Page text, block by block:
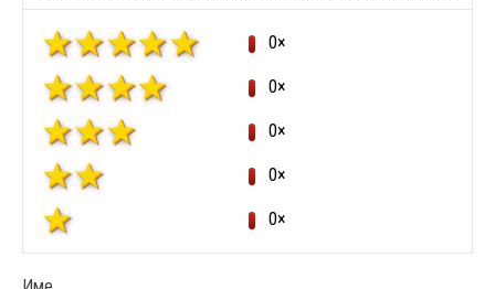
0×
0×
0×
0×
0×